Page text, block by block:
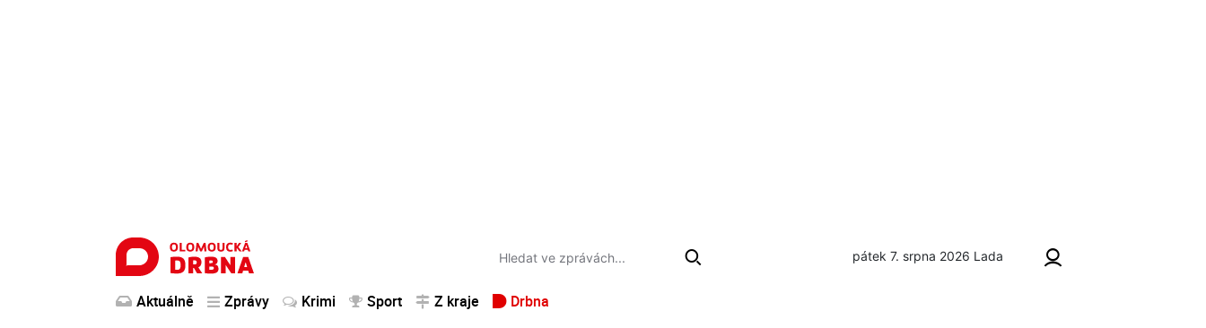
pátek 7. srpna 2026 Lada
Aktuálně Zprávy Krimi Sport Z kraje Drbna